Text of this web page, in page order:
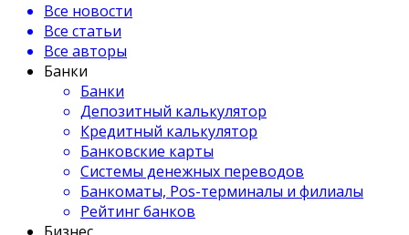
Все новости
Все статьи
Все авторы
Банки
Банки
Депозитный калькулятор
Кредитный калькулятор
Банковские карты
Системы денежных переводов
Банкоматы, Pos-терминалы и филиалы
Рейтинг банков